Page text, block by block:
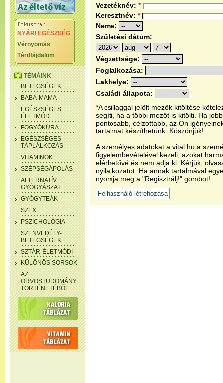
NYÁRI EGÉSZSÉG
Vérnyomás
Térdfájdalom
TÉMÁINK
BETEGSÉGEK
BABA-MAMA
EGÉSZSÉGES
ÉLETMÓD
FOGYÓKÚRA
EGÉSZSÉGES
TÁPLÁLKOZÁS
VITAMINOK
SZÉPSÉGÁPOLÁS
ALTERNATÍV
GYÓGYÁSZAT
GYÓGYTEÁK
SZEX
PSZICHOLÓGIA
SZENVEDÉLY-
BETEGSÉGEK
SZTÁR-ÉLETMÓDI
KÜLÖNÖS SORSOK
AZ
ORVOSTUDOMÁNY
TÖRTÉNETÉBŐL
Vezetéknév: *
Keresztnév: *
Neme:
Születési dátum:
Végzettsége:
Foglalkozása:
Lakhelye:
Családi állapota:
*A csillaggal jelölt mezők kitöltése
segíti, ha a többi mezőt is kitölti. Ha
pontosabb, célzottabb, az Ön
tartalmat készíthetünk. Köszönjük!
A személyes adatokat a vital.hu a
figyelembevételével kezeli, azokat
elérhetővé és nem adja ki. Kérjük,
nyilatkozatot. Ha annak tartalmával
nyomja meg a "Regisztrálj!" gombot!